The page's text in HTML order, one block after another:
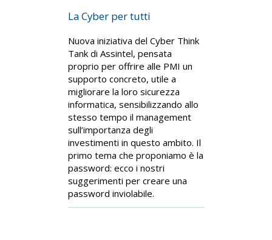
La Cyber per tutti
Nuova iniziativa del Cyber Think
Tank di Assintel, pensata
proprio per offrire alle PMI un
supporto concreto, utile a
migliorare la loro sicurezza
informatica, sensibilizzando allo
stesso tempo il management
sull’importanza degli
investimenti in questo ambito. Il
primo tema che proponiamo è la
password: ecco i nostri
suggerimenti per creare una
password inviolabile.